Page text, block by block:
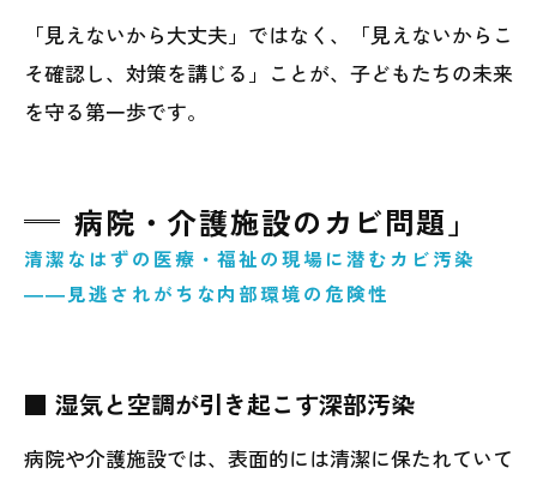
「見えないから大丈夫」ではなく、「見えないからこ
そ確認し、対策を講じる」ことが、子どもたちの未来
を守る第一歩です。
病院・介護施設のカビ問題」
清潔なはずの医療・福祉の現場に潜むカビ汚染
――見逃されがちな内部環境の危険性
■ 湿気と空調が引き起こす深部汚染
病院や介護施設では、表面的には清潔に保たれていて